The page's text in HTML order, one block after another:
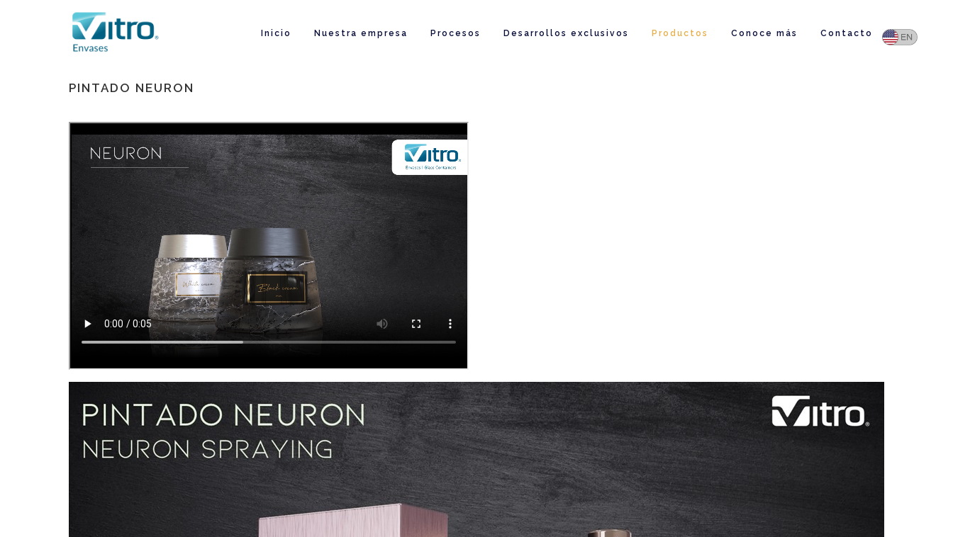
Inicio Nuestra empresa Procesos Desarrollos exclusivos Productos Conoce más Contacto
PINTADO NEURON